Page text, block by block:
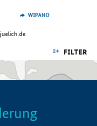
WIPANO
FILTER